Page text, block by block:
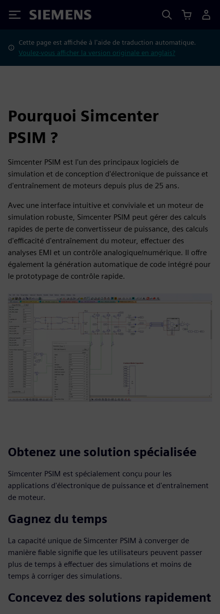
Siemens
Cette page est affichée à l'aide de traduction automatique.
Voulez-vous afficher la version originale en anglais?
Pourquoi Simcenter
PSIM ?
Simcenter PSIM est l'un des principaux logiciels de
simulation et de conception d'électronique de puissance et
d'entraînement de moteurs depuis plus de 25 ans.
Avec une interface intuitive et conviviale et un moteur de
simulation robuste, Simcenter PSIM peut gérer des calculs
rapides de perte de convertisseur de puissance, des calculs
d'efficacité d'entraînement du moteur, effectuer des
analyses EMI et un contrôle analogique/numérique. Il offre
également la génération automatique de code intégré pour
le prototypage de contrôle rapide.
Obtenez une solution spécialisée
Simcenter PSIM est spécialement conçu pour les
applications d'électronique de puissance et d'entraînement
de moteur.
Gagnez du temps
La capacité unique de Simcenter PSIM à converger de
manière fiable signifie que les utilisateurs peuvent passer
plus de temps à effectuer des simulations et moins de
temps à corriger des simulations.
Concevez des solutions rapidement